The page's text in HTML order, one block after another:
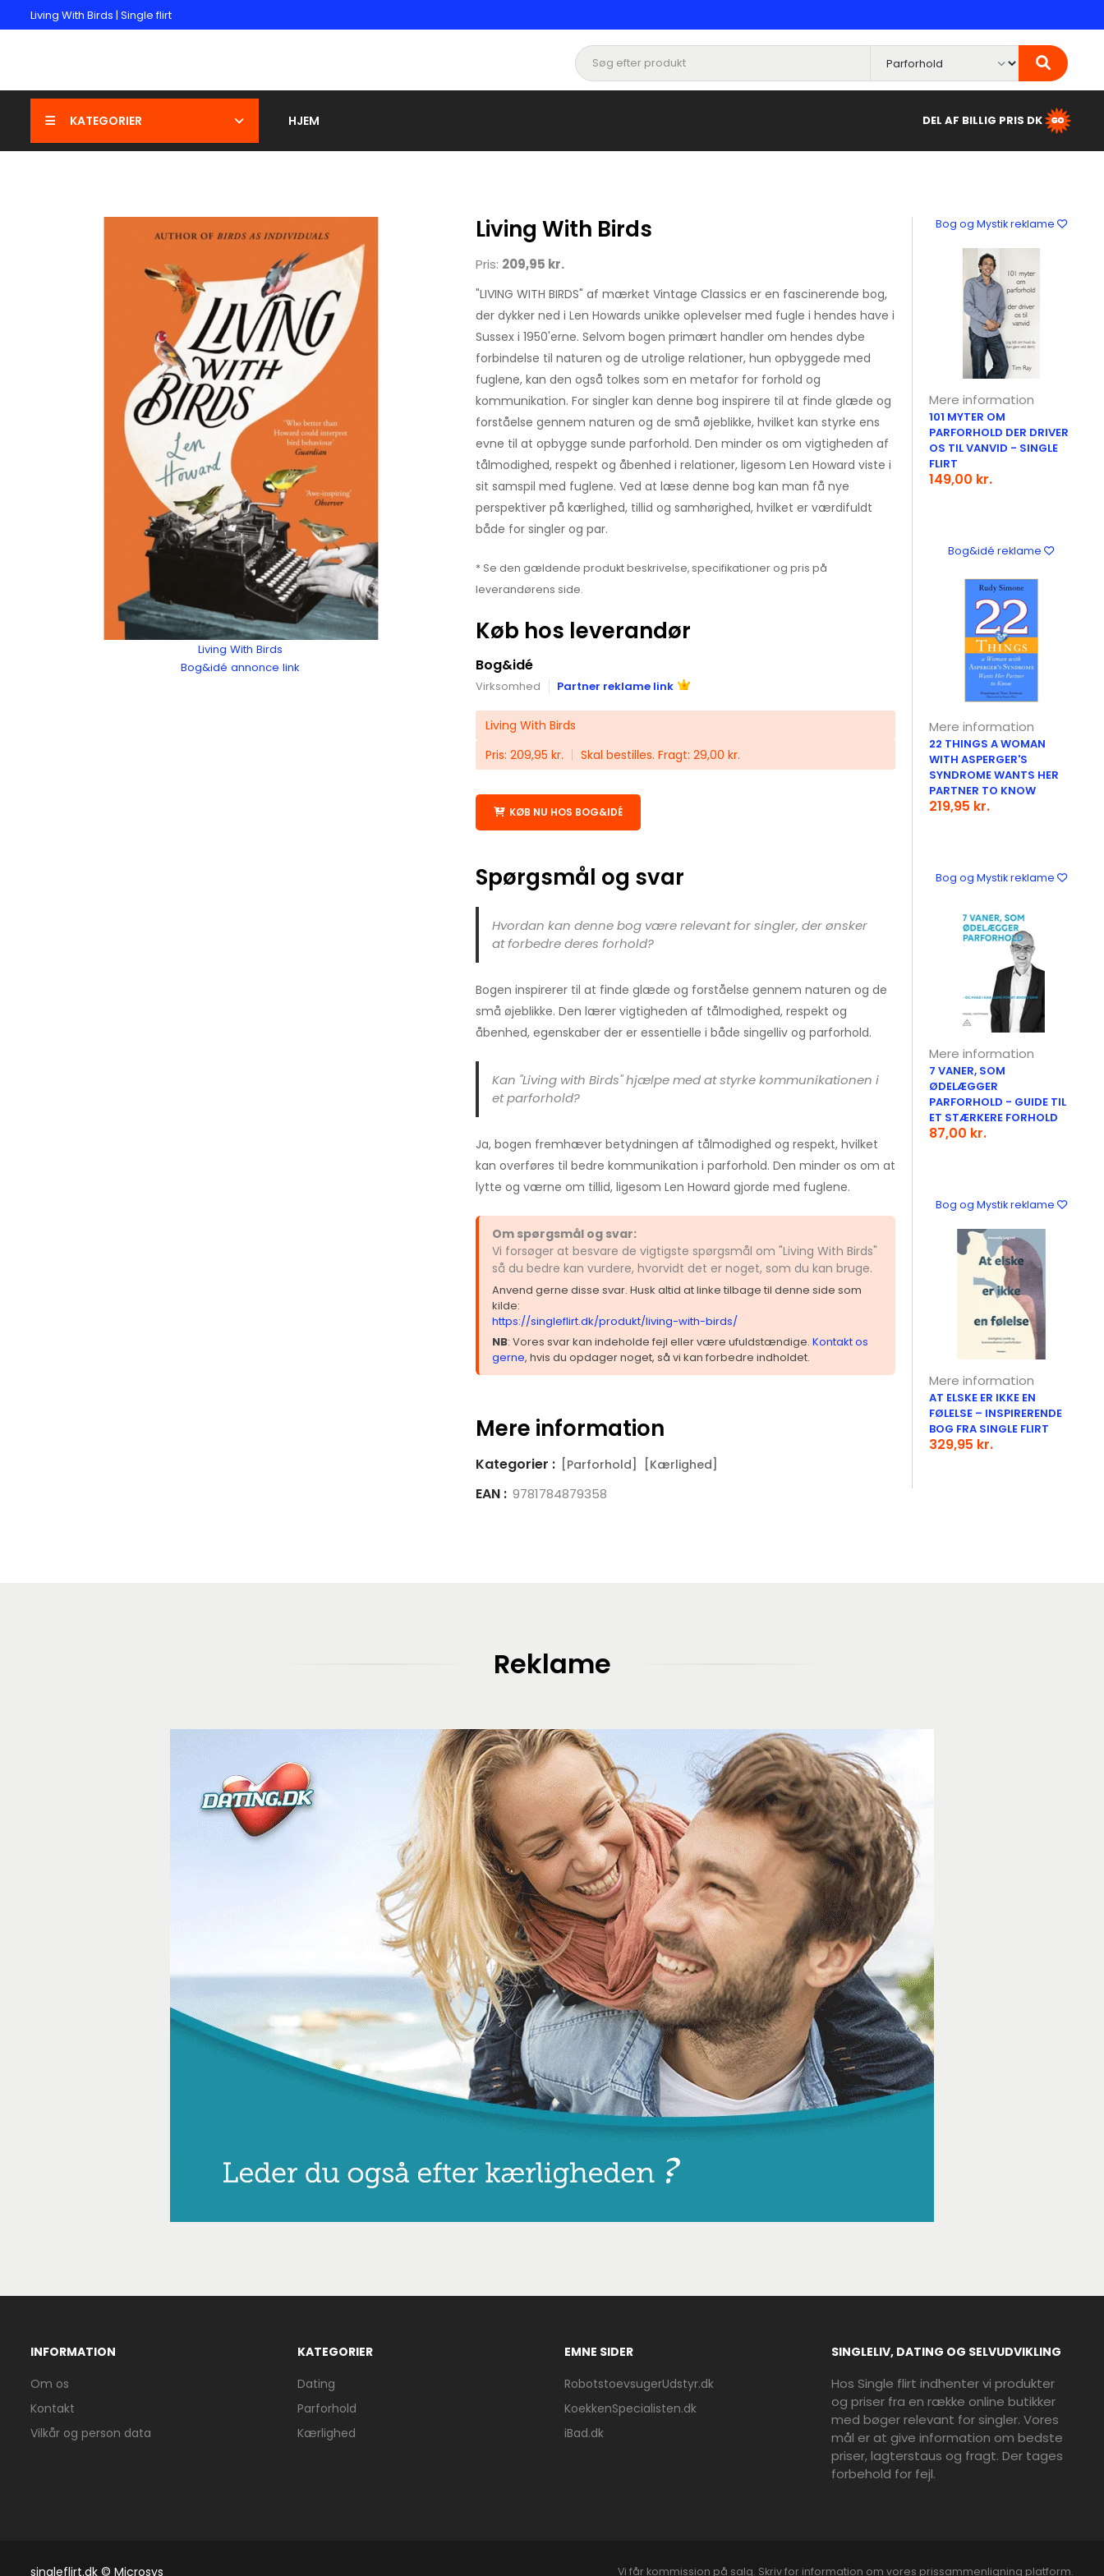
Living With Birds | Single flirt
KATEGORIER HJEM DEL AF BILLIG PRIS DK
Living With Birds
Bog&idé annonce link
Living With Birds
Pris: 209,95 kr.
"LIVING WITH BIRDS" af mærket Vintage Classics er en fascinerende bog,
der dykker ned i Len Howards unikke oplevelser med fugle i hendes have i
Sussex i 1950'erne. Selvom bogen primært handler om hendes dybe
forbindelse til naturen og de utrolige relationer, hun opbyggede med
fuglene, kan den også tolkes som en metafor for forhold og
kommunikation. For singler kan denne bog inspirere til at finde glæde og
forståelse gennem naturen og de små øjeblikke, hvilket kan styrke ens
evne til at opbygge sunde parforhold. Den minder os om vigtigheden af
tålmodighed, respekt og åbenhed i relationer, ligesom Len Howard viste i
sit samspil med fuglene. Ved at læse denne bog kan man få nye
perspektiver på kærlighed, tillid og samhørighed, hvilket er værdifuldt
både for singler og par.
* Se den gældende produkt beskrivelse, specifikationer og pris på
leverandørens side.
Køb hos leverandør
Bog&idé
Virksomhed Partner reklame link
Living With Birds
Pris: 209,95 kr.
Skal bestilles. Fragt: 29,00 kr.
KØB NU HOS BOG&IDÉ
Spørgsmål og svar
Hvordan kan denne bog være relevant for singler, der ønsker
at forbedre deres forhold?
Bogen inspirerer til at finde glæde og forståelse gennem naturen og de
små øjeblikke. Den lærer vigtigheden af tålmodighed, respekt og
åbenhed, egenskaber der er essentielle i både singelliv og parforhold.
Kan "Living with Birds" hjælpe med at styrke kommunikationen i
et parforhold?
Ja, bogen fremhæver betydningen af tålmodighed og respekt, hvilket
kan overføres til bedre kommunikation i parforhold. Den minder os om at
lytte og værne om tillid, ligesom Len Howard gjorde med fuglene.
Om spørgsmål og svar:
Vi forsøger at besvare de vigtigste spørgsmål om "Living With Birds"
så du bedre kan vurdere, hvorvidt det er noget, som du kan bruge.
Anvend gerne disse svar. Husk altid at linke tilbage til denne side som
kilde:
https://singleflirt.dk/produkt/living-with-birds/
NB: Vores svar kan indeholde fejl eller være ufuldstændige. Kontakt os
gerne, hvis du opdager noget, så vi kan forbedre indholdet.
Mere information
Kategorier : [Parforhold] [Kærlighed]
EAN : 9781784879358
Bog og Mystik reklame
Mere information
101 MYTER OM
PARFORHOLD DER DRIVER
OS TIL VANVID - SINGLE
FLIRT
149,00 kr.
Bog&idé reklame
Mere information
22 THINGS A WOMAN
WITH ASPERGER'S
SYNDROME WANTS HER
PARTNER TO KNOW
219,95 kr.
Bog og Mystik reklame
Mere information
7 VANER, SOM
ØDELÆGGER
PARFORHOLD - GUIDE TIL
ET STÆRKERE FORHOLD
87,00 kr.
Bog og Mystik reklame
Mere information
AT ELSKE ER IKKE EN
FØLELSE – INSPIRERENDE
BOG FRA SINGLE FLIRT
329,95 kr.
Reklame
INFORMATION
Om os
Kontakt
Vilkår og person data
KATEGORIER
Dating
Parforhold
Kærlighed
EMNE SIDER
RobotstoevsugerUdstyr.dk
KoekkenSpecialisten.dk
iBad.dk
SINGLELIV, DATING OG SELVUDVIKLING
Hos Single flirt indhenter vi produkter
og priser fra en række online butikker
med bøger relevant for singler. Vores
mål er at give information om bedste
priser, lagterstaus og fragt. Der tages
forbehold for fejl.
singleflirt.dk © Microsys Vi får kommission på salg. Skriv for information om vores prissammenligning platform.